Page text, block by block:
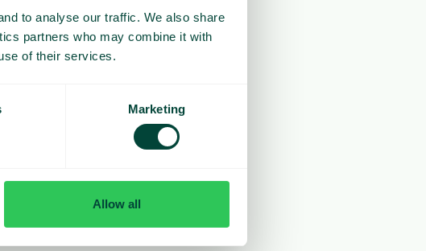
to analyse our traffic. We also share
partners who may combine it with
of their services.
Marketing
Allow all